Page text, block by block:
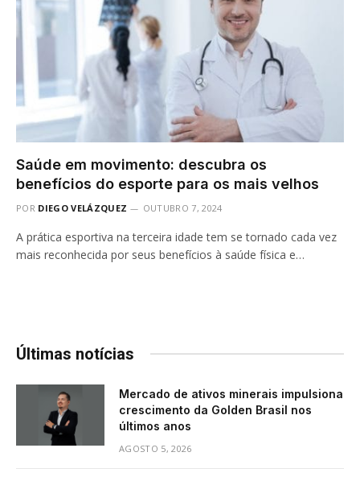
Saúde em movimento: descubra os
benefícios do esporte para os mais velhos
POR DIEGO VELÁZQUEZ OUTUBRO 7, 2024
A prática esportiva na terceira idade tem se tornado cada vez
mais reconhecida por seus benefícios à saúde física e…
Últimas notícias
Mercado de ativos minerais impulsiona
crescimento da Golden Brasil nos
últimos anos
AGOSTO 5, 2026